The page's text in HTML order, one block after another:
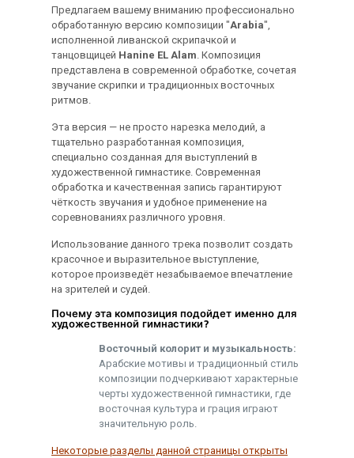
Предлагаем вашему вниманию профессионально
обработанную версию композиции "Arabia",
исполненной ливанской скрипачкой и
танцовщицей Hanine EL Alam. Композиция
представлена в современной обработке, сочетая
звучание скрипки и традиционных восточных
ритмов.
Эта версия — не просто нарезка мелодий, а
тщательно разработанная композиция,
специально созданная для выступлений в
художественной гимнастике. Современная
обработка и качественная запись гарантируют
чёткость звучания и удобное применение на
соревнованиях различного уровня.
Использование данного трека позволит создать
красочное и выразительное выступление,
которое произведёт незабываемое впечатление
на зрителей и судей.
Почему эта композиция подойдет именно для
художественной гимнастики?
Восточный колорит и музыкальность:
Арабские мотивы и традиционный стиль
композиции подчеркивают характерные
черты художественной гимнастики, где
восточная культура и грация играют
значительную роль.
Некоторые разделы данной страницы открыты